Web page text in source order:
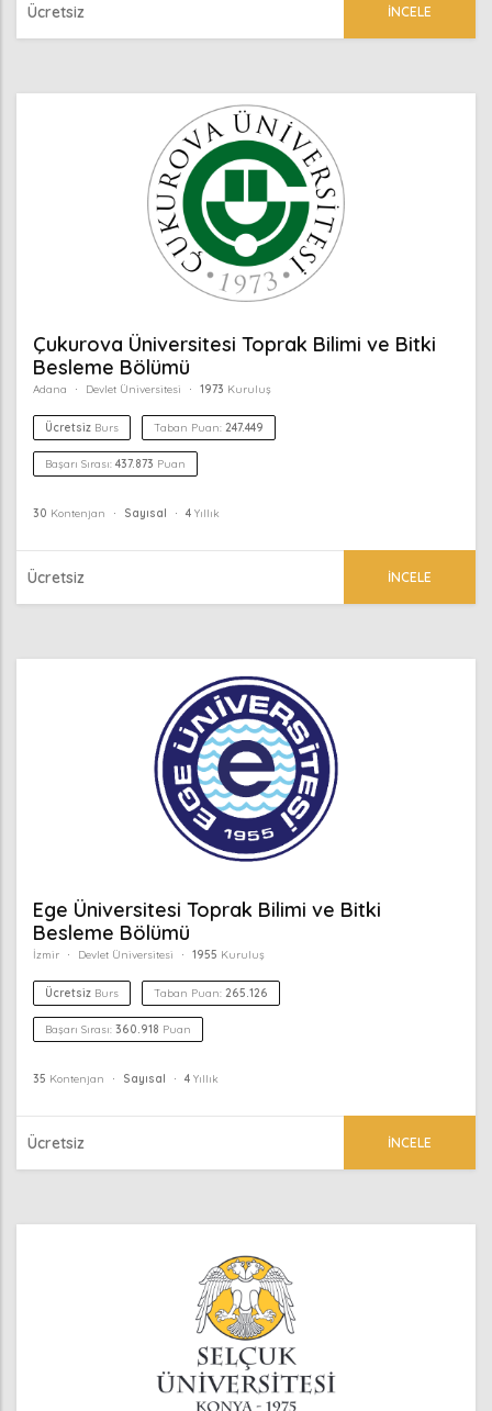
Ücretsiz İNCELE
Çukurova Üniversitesi Toprak Bilimi ve Bitki
Besleme Bölümü
Adana Devlet Üniversitesi 1973 Kuruluş
Ücretsiz Burs Taban Puan: 247.449
Başarı Sırası: 437.873 Puan
30 Kontenjan Sayısal 4 Yıllık
Ücretsiz İNCELE
Ege Üniversitesi Toprak Bilimi ve Bitki
Besleme Bölümü
İzmir Devlet Üniversitesi 1955 Kuruluş
Ücretsiz Burs Taban Puan: 265.126
Başarı Sırası: 360.918 Puan
35 Kontenjan Sayısal 4 Yıllık
Ücretsiz İNCELE